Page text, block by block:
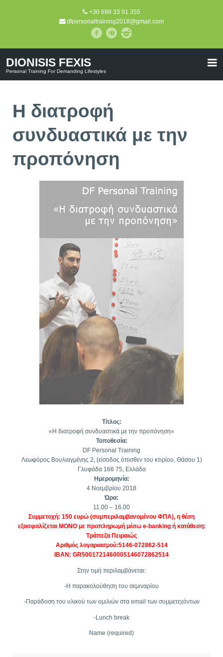
+30 698 33 91 355
dfpersonaltraining2018@gmail.com
DIONISIS FEXIS
Personal Training For Demanding Lifestyles
Η διατροφή
συνδυαστικά με την
προπόνηση
Τίτλος:
«Η διατροφή συνδυαστικά με την προπόνηση»
Τοποθεσία:
DF Personal Training
Λεωφόρος Βουλιαγμένης 2, (είσοδος όπισθεν του κτιρίου, Θάσου 1)
Γλυφάδα 166 75, Ελλάδα
Ημερομηνία:
4 Νοεμβρίου 2018
Ώρα:
11.00 – 16.00
Συμμετοχή: 150 ευρώ (συμπεριλαμβανομένου ΦΠΑ), η θέση
εξασφαλίζεται ΜΟΝΟ με προπληρωμή μέσω e-banking ή κατάθεση:
Τράπεζα Πειραιώς
Αριθμός λογαριασμού:5146-072862-514
IBAN: GR5001721460005146072862514
Στην τιμή περιλαμβάνεται:
-Η παρακολούθηση του σεμιναρίου
-Παράδοση του υλικού των ομιλιών στα email των συμμετεχόντων
-Lunch break
Name (required)